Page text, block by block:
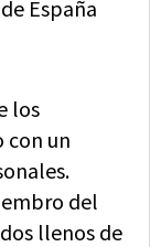
España
los
con un
del
llenos de